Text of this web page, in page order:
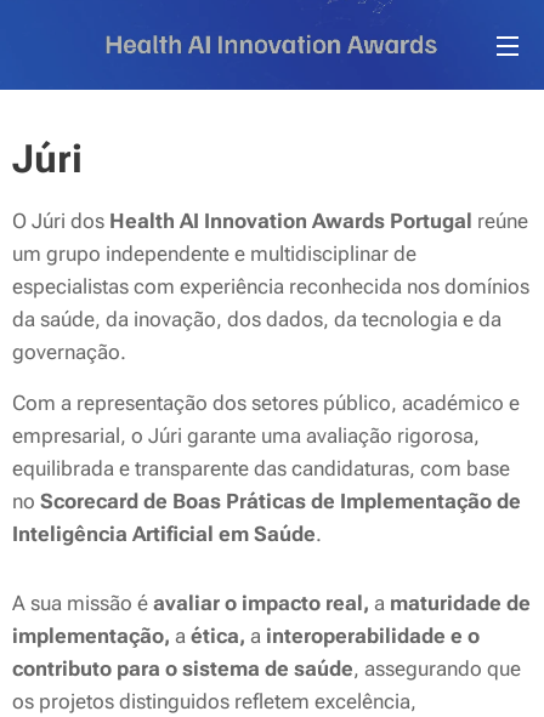
Júri
O Júri dos Health AI Innovation Awards Portugal reúne
um grupo independente e multidisciplinar de
especialistas com experiência reconhecida nos domínios
da saúde, da inovação, dos dados, da tecnologia e da
governação.
Com a representação dos setores público, académico e
empresarial, o Júri garante uma avaliação rigorosa,
equilibrada e transparente das candidaturas, com base
no Scorecard de Boas Práticas de Implementação de
Inteligência Artificial em Saúde.
A sua missão é avaliar o impacto real, a maturidade de
implementação, a ética, a interoperabilidade e o
contributo para o sistema de saúde, assegurando que
os projetos distinguidos refletem excelência,